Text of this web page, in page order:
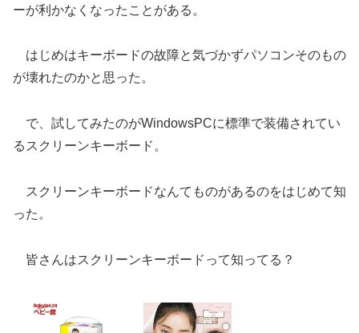
ーが利かなくなったことがある。
はじめはキーボードの故障と気づかずパソコンそのもの
が壊れたのかと思った。
で、試してみたのがWindowsPCに標準で装備されてい
るスクリーンキーボード。
スクリーンキーボードなんてものがあるのをはじめて知
った。
皆さんはスクリーンキーボードって知ってる？